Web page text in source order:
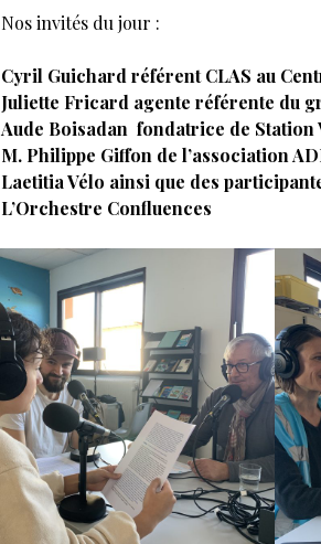
Nos invités du jour :
Cyril Guichard référent CLAS au
Juliette Fricard agente référente du
Aude Boisadan fondatrice de Station
M. Philippe Giffon de l’association
Laetitia Vélo ainsi que des
L’Orchestre Confluences